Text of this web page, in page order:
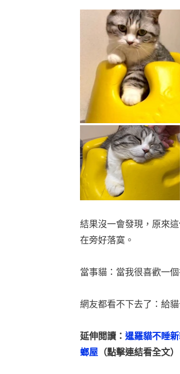
結果沒一會發現，原來
在旁好落寞。
當事貓：當我很喜歡一
網友都看不下去了：給
延伸閲讀： 暹羅貓不睡
螂屋 （點擊連結看全文）